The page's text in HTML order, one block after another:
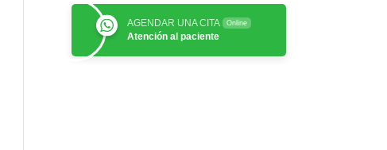
AGENDAR UNA CITA Online
Atención al paciente